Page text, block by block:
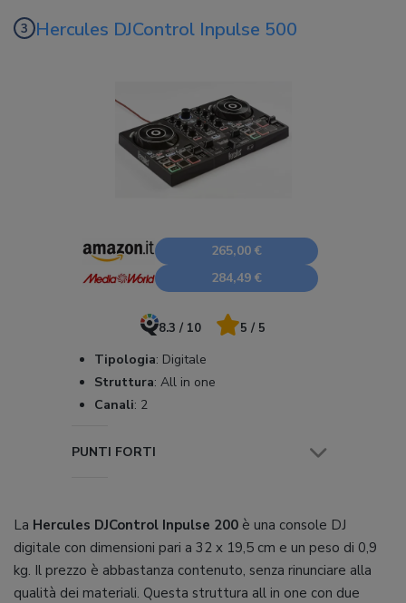
Hercules DJControl Inpulse 500
265,00 €
284,49 €
8.3 / 10 5 / 5
Tipologia: Digitale
Struttura: All in one
Canali: 2
PUNTI FORTI
La Hercules DJControl Inpulse 200 è una console DJ
digitale con dimensioni pari a 32 x 19,5 cm e un peso di 0,9
kg. Il prezzo è abbastanza contenuto, senza rinunciare alla
qualità dei materiali. Questa struttura all in one con due